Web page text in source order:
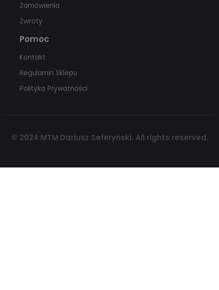
Zamówienia
Zwroty
Pomoc
Kontakt
Regulamin Sklepu
Polityka Prywatności
© 2024 MTM Dariusz Seferyński. All rights reserved.